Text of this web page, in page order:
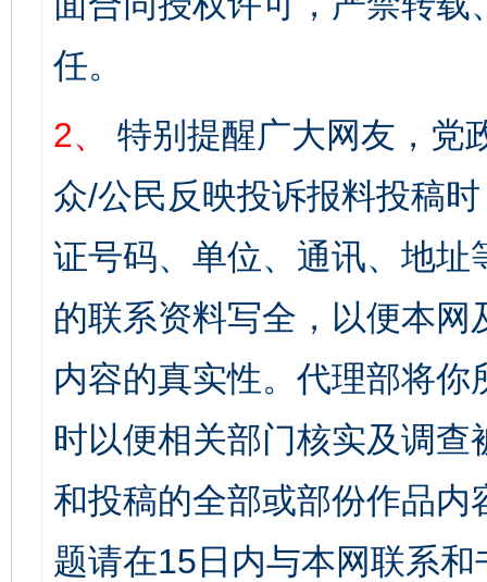
任。
2、
特别提醒广大网友，党
众/公民反映投诉报料投稿
证号码、单位、通讯、地
的联系资料写全，以便本
内容的真实性。代理部将
时以便相关部门核实及调
和投稿的全部或部份作品
题请在15日内与本网联系